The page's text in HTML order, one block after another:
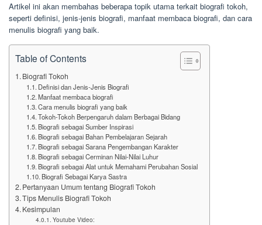
Artikel ini akan membahas beberapa topik utama terkait biografi tokoh,
seperti definisi, jenis-jenis biografi, manfaat membaca biografi, dan cara
menulis biografi yang baik.
Table of Contents
Biografi Tokoh
Definisi dan Jenis-Jenis Biografi
Manfaat membaca biografi
Cara menulis biografi yang baik
Tokoh-Tokoh Berpengaruh dalam Berbagai Bidang
Biografi sebagai Sumber Inspirasi
Biografi sebagai Bahan Pembelajaran Sejarah
Biografi sebagai Sarana Pengembangan Karakter
Biografi sebagai Cerminan Nilai-Nilai Luhur
Biografi sebagai Alat untuk Memahami Perubahan Sosial
Biografi Sebagai Karya Sastra
Pertanyaan Umum tentang Biografi Tokoh
Tips Menulis Biografi Tokoh
Kesimpulan
Youtube Video: